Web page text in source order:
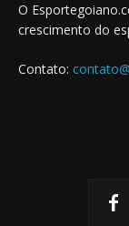
O
crescimento do
Contato: